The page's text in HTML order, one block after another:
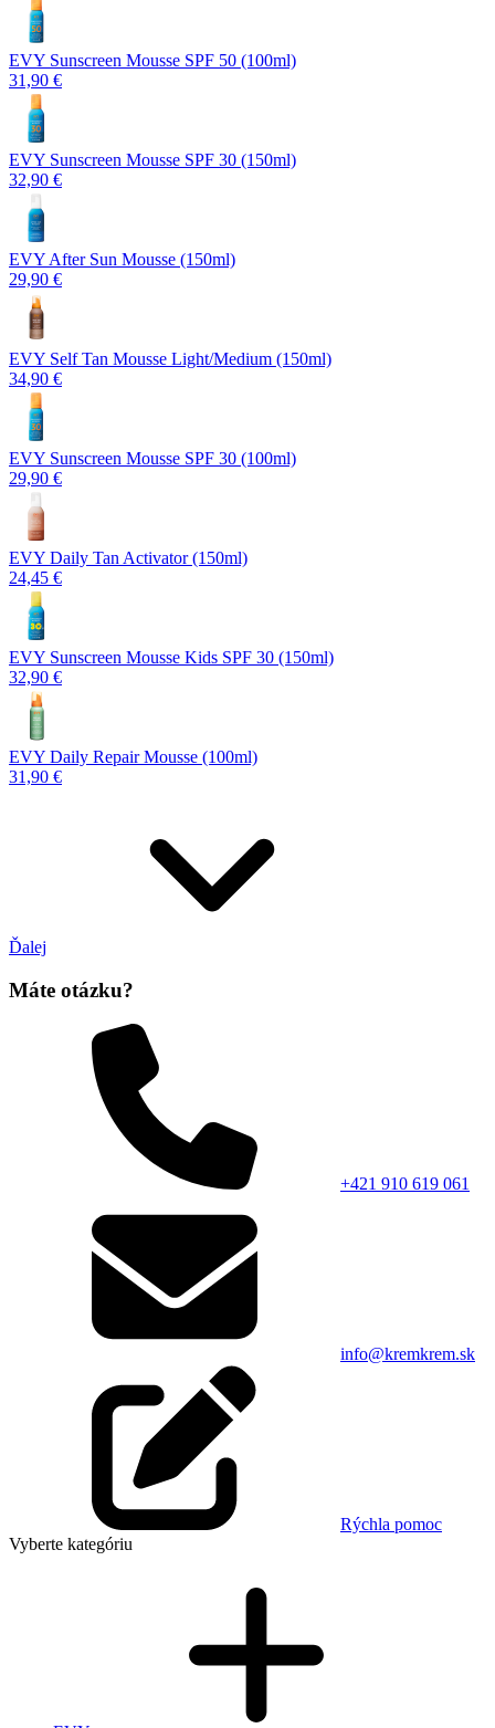
EVY Sunscreen Mousse SPF 50 (100ml)
31,90 €
EVY Sunscreen Mousse SPF 30 (150ml)
32,90 €
EVY After Sun Mousse (150ml)
29,90 €
EVY Self Tan Mousse Light/Medium (150ml)
34,90 €
EVY Sunscreen Mousse SPF 30 (100ml)
29,90 €
EVY Daily Tan Activator (150ml)
24,45 €
EVY Sunscreen Mousse Kids SPF 30 (150ml)
32,90 €
EVY Daily Repair Mousse (100ml)
31,90 €
Ďalej
Máte otázku?
+421 910 619 061
info@kremkrem.sk
Rýchla pomoc
Vyberte kategóriu